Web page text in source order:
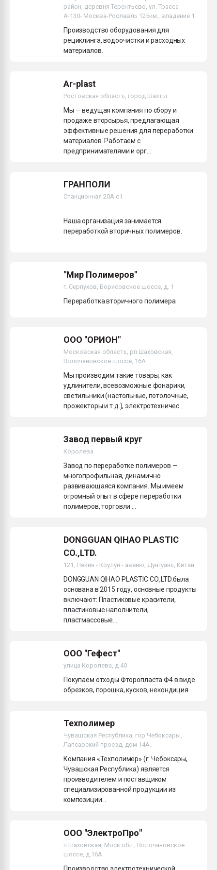
Всё, что касается
бутылок
ПЕРЕЙТИ НА
район, деревня Терентьево, ул. Трасса
А-130- Москва-Рославль 125км., владение 1
Производство оборудования для
рециклинга, водоочистки и расходных
материалов.
Ar-plast
Ростовская область, город Шахты
Мы — ведущая компания по сбору и
продаже вторсырья, предлагающая
эффективные решения для переработки
материалов. Работаем с
предпринимателями и орг...
"Мир Полимеров"
г. Серпухов, Борисовское шоссе, д. 1
Переработка вторичного полимера
ГРАНПОЛИ
Станционная 20А с1
Наша организация занимается
переработкой вторичных полимеров.
ООО "ОРИОН"
Московская область, рп Шаховская,
Волочановское шоссе, 16А
Мы производим такие товары, как
удлинители, всевозможные фонарики,
светильники (настольные, потолочные,
прожекторы и т.д.), электротехничес...
Завод первый круг
Королева
Завод по переработке полимеров —
многопрофильная, динамично
развивающаяся компания. Мы имеем
огромный опыт в сфере переработки
полимеров, торговли ...
DONGGUAN QIHAO PLASTIC
CO.,LTD.
121, Пекин - Коулун - авеню, Дунгуань, Китай
DONGGUAN QIHAO PLASTIC CO.,LTD.была
основана в 2015 году, основные продукты
включают: Пластиковые красители,
пластиковые наполнители,
пластмассовые...
ООО "Гефест"
улица Королева, д 40
Покупаем отходы Фторопласта Ф4 в виде
обрезков, порошка, кусков, некондиция
Техполимер
Чувашская Республика, гор.Чебоксары,
Лапсарский проезд, дом 14А.
Компания «Техполимер» (г. Чебоксары,
Чувашская Республика) является
производителем и поставщиком
специализированной продукции из
композиции...
ООО "ЭлектроПро"
п.Шаховская, Моск.обл., Волочановское
шоссе, д.16А